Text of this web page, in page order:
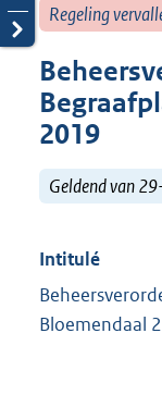
Regeling
2019
Geldend van
Intitulé
Bloemendaal